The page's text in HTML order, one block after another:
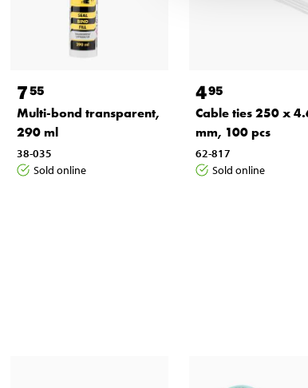
755
Multi-bond transparent,
290 ml
38-035
Sold online
495
Cable ties 250 x
mm, 100 pcs
62-817
Sold online